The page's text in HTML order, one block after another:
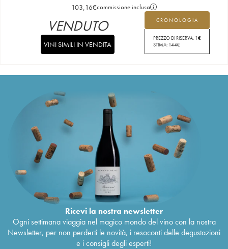
103,16€commissione inclusa
CRONOLOGIA
PREZZO DI RISERVA: 1€
STIMA: 144€
VENDUTO
VINI SIMILI IN VENDITA
Ricevi la nostra newsletter
Ogni settimana viaggia nel magico mondo del vino con la nostra
Newsletter, per non perderti le novità, i resoconti delle degustazioni
e i consigli degli esperti!